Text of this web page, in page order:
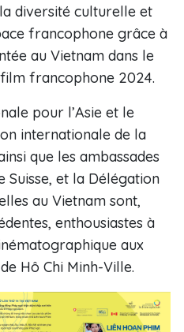
diversité culturelle et
francophone grâce à
au Vietnam dans le
francophone 2024.
pour l’Asie et le
internationale de la
que les ambassades
Suisse, et la Délégation
au Vietnam sont,
enthousiastes à
aux
Hô Chi Minh-Ville.